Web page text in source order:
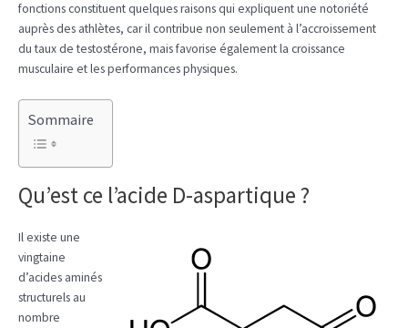
fonctions constituent quelques raisons qui expliquent une notoriété
auprès des athlètes, car il contribue non seulement à l’accroissement
du taux de testostérone, mais favorise également la croissance
musculaire et les performances physiques.
Sommaire
Qu’est ce l’acide D-aspartique ?
Il existe une
vingtaine
d’acides aminés
structurels au
nombre